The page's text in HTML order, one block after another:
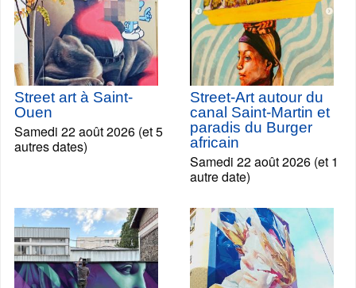
Street art à Saint-
Ouen
Samedi 22 août 2026 (et 5
autres dates)
Street-Art autour du
canal Saint-Martin et
paradis du Burger
africain
Samedi 22 août 2026 (et 1
autre date)